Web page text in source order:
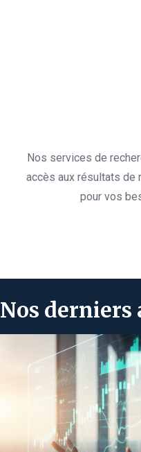
Nos services de
accès aux résultats de
pour vos
Nos derniers